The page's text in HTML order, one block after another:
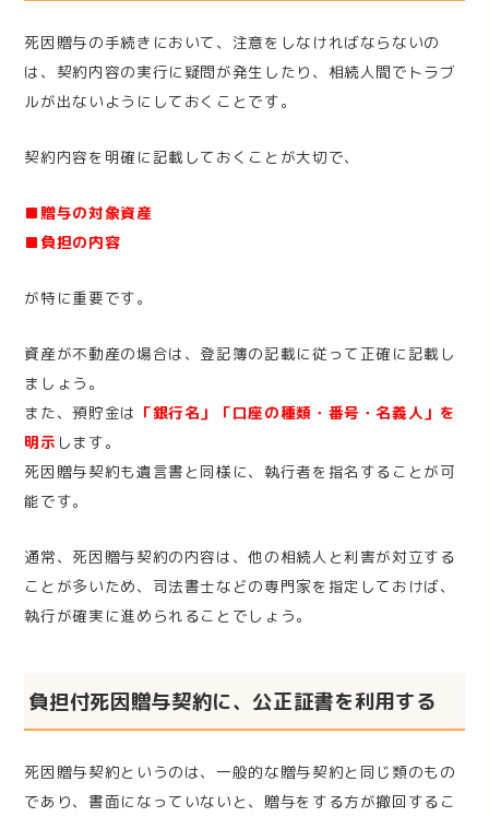
死因贈与の手続きにおいて、注意をしなければならないの
は、契約内容の実行に疑問が発生したり、相続人間でトラブ
ルが出ないようにしておくことです。
契約内容を明確に記載しておくことが大切で、
■贈与の対象資産
■負担の内容
が特に重要です。
資産が不動産の場合は、登記簿の記載に従って正確に記載し
ましょう。
また、預貯金は 「銀行名」「口座の種類・番号・名義人」を
明示 します。
死因贈与契約も遺言書と同様に、執行者を指名することが可
能です。
通常、死因贈与契約の内容は、他の相続人と利害が対立する
ことが多いため、司法書士などの専門家を指定しておけば、
執行が確実に進められることでしょう。
負担付死因贈与契約に、公正証書を利用する
死因贈与契約というのは、一般的な贈与契約と同じ類のもの
であり、書面になっていないと、贈与をする方が撤回するこ